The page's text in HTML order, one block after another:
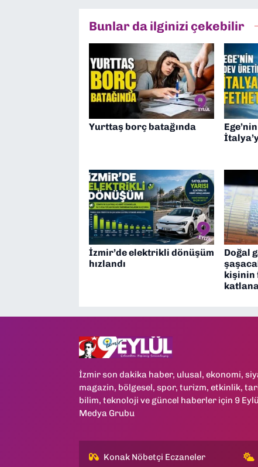
Bunlar da ilginizi çekebilir
Yurttaş borç batağında
İzmir’de elektrikli dönüşüm
hızlandı
Doğal
kişinin
İzmir son dakika haber, ulusal, ekonomi,
magazin, bölgesel, spor, turizm, etkinlik,
bilim, teknoloji ve güncel haberler için 9
Medya Grubu
Konak Nöbetçi Eczaneler